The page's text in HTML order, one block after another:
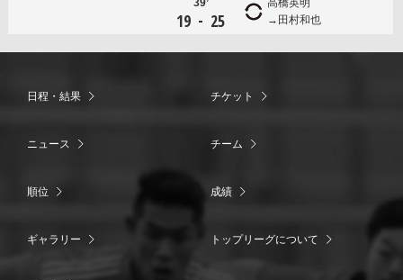
39’
19 - 25
高橋英明
田村和也
日程・結果 チケット
ニュース チーム
順位 成績
ギャラリー トップリーグについて